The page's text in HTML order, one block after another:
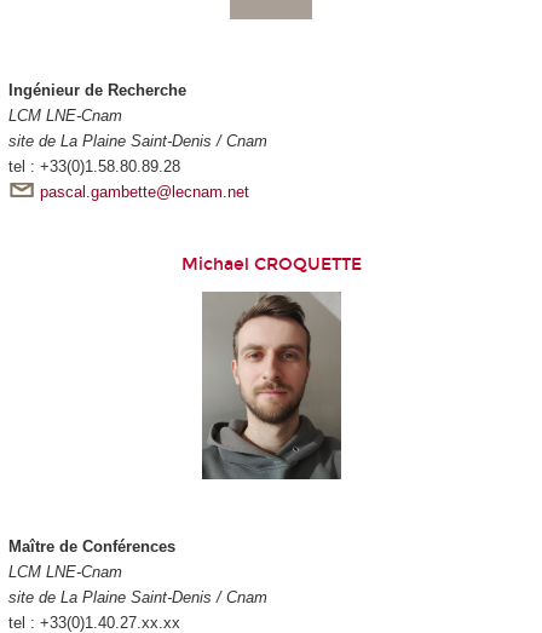
Ingénieur de Recherche
LCM LNE-Cnam
site de La Plaine Saint-Denis / Cnam
tel : +33(0)1.58.80.89.28
pascal.gambette@lecnam.net
Michael CROQUETTE
Maître de Conférences
LCM LNE-Cnam
site de La Plaine Saint-Denis / Cnam
tel : +33(0)1.40.27.xx.xx